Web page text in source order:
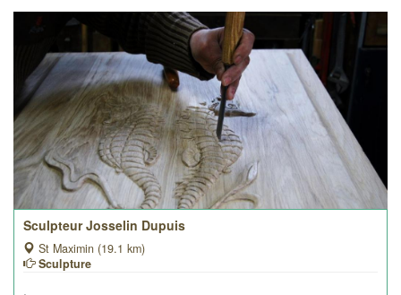
Sculpteur Josselin Dupuis
St Maximin (19.1 km)
Sculpture
.